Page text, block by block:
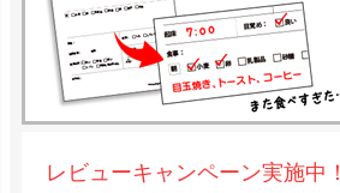
レビューキャンペーン実施中！